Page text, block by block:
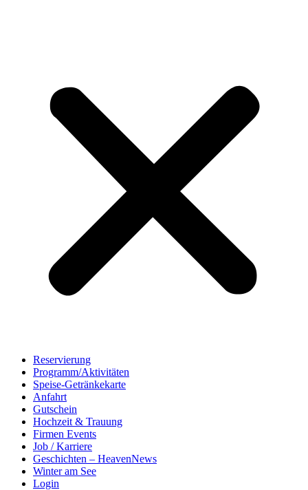
Reservierung
Programm/Aktivitäten
Speise-Getränkekarte
Anfahrt
Gutschein
Hochzeit & Trauung
Firmen Events
Job / Karriere
Geschichten – HeavenNews
Winter am See
Login